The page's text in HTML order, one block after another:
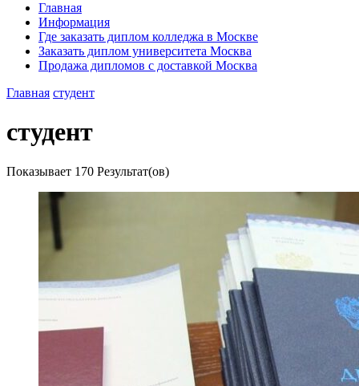
Главная
Информация
Где заказать диплом колледжа в Москве
Заказать диплом университета Москва
Продажа дипломов с доставкой Москва
Главная студент
студент
Показывает 170 Результат(ов)